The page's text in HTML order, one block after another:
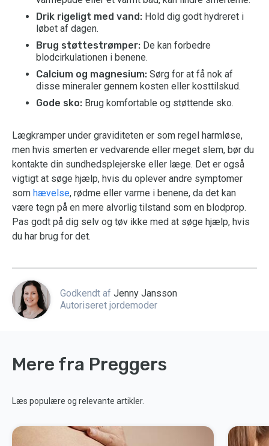
Drik rigeligt med vand: Hold dig godt hydreret i
løbet af dagen.
Brug støttestrømper: De kan forbedre
blodcirkulationen i benene.
Calcium og magnesium: Sørg for at få nok af
disse mineraler gennem kosten eller kosttilskud.
Gode sko: Brug komfortable og støttende sko.
Lægkramper under graviditeten er som regel harmløse,
men hvis smerten er vedvarende eller meget slem, bør du
kontakte din sundhedsplejerske eller læge. Det er også
vigtigt at søge hjælp, hvis du oplever andre symptomer
som hævelse, rødme eller varme i benene, da det kan
være tegn på en mere alvorlig tilstand som en blodprop.
Pas godt på dig selv og tøv ikke med at søge hjælp, hvis
du har brug for det.
Godkendt af Jenny Jansson
Autoriseret jordemoder
Mere fra Preggers
Læs populære og relevante artikler.